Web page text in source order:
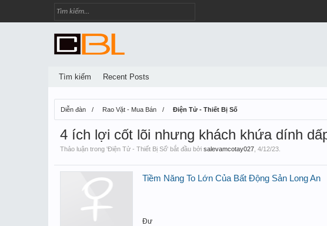
Diễn đàn Rao Vặt - Mua Bán Điện Tử - Thiết Bị Số
4 ích lợi cốt lõi nhưng khách khứa dính
Thảo luận trong 'Điện Tử - Thiết Bị Số' bắt đầu bởi salevamcotay027 4/12/23
Tiềm Năng To Lớn Của Bất Động Sản Long An
Đư
Tìm kiếm Recent Posts